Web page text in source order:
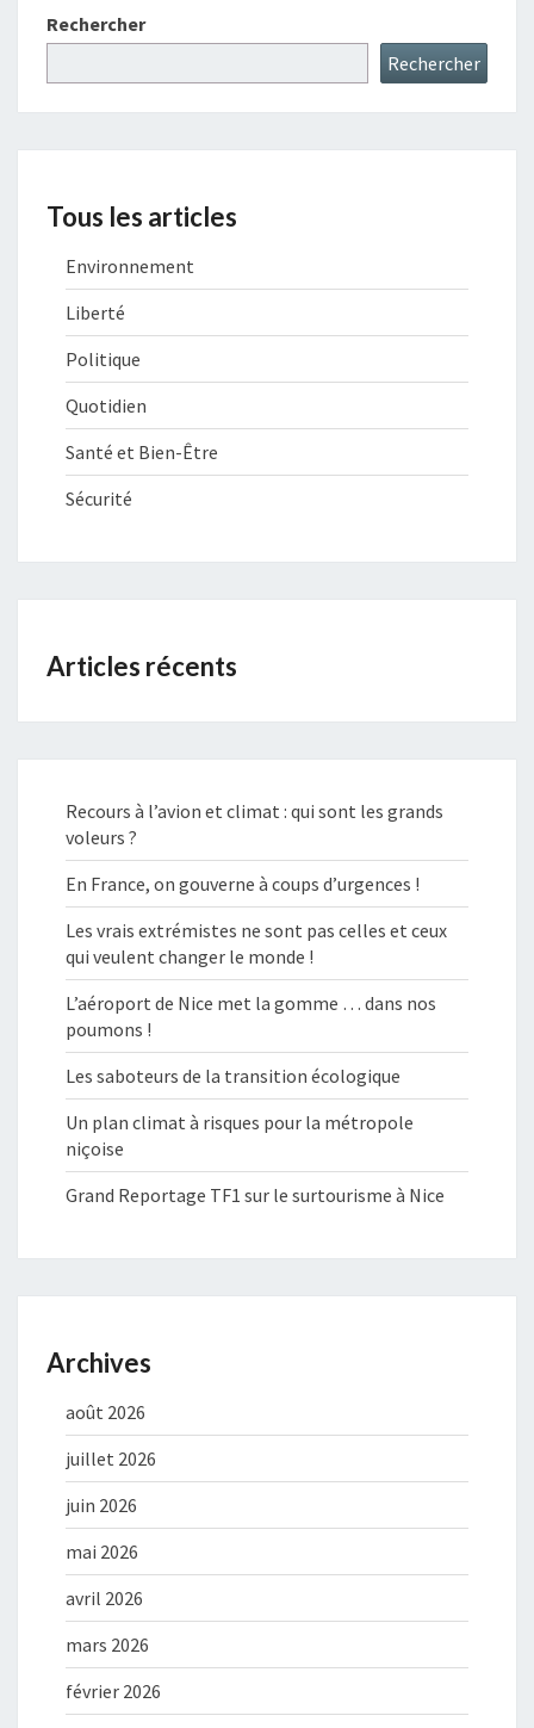
Rechercher
Rechercher
Tous les articles
Environnement
Liberté
Politique
Quotidien
Santé et Bien-Être
Sécurité
Articles récents
Recours à l’avion et climat : qui sont les grands
voleurs ?
En France, on gouverne à coups d’urgences !
Les vrais extrémistes ne sont pas celles et ceux
qui veulent changer le monde !
L’aéroport de Nice met la gomme … dans nos
poumons !
Les saboteurs de la transition écologique
Un plan climat à risques pour la métropole
niçoise
Grand Reportage TF1 sur le surtourisme à Nice
Archives
août 2026
juillet 2026
juin 2026
mai 2026
avril 2026
mars 2026
février 2026